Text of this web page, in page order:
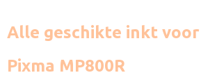
Alle geschikte inkt voor
Pixma MP800R